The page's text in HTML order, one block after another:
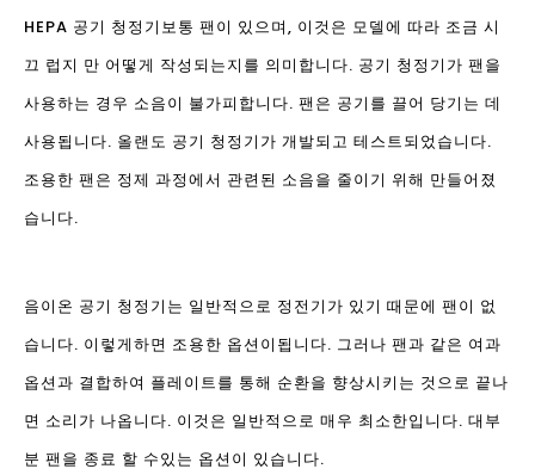
HEPA 공기 청정기 보통 팬이 있으며, 이것은 모델에 따라 조금 시
끄 럽지 만 어떻게 작성되는지를 의미합니다. 공기 청정기가 팬을
사용하는 경우 소음이 불가피합니다. 팬은 공기를 끌어 당기는 데
사용됩니다. 올랜도 공기 청정기가 개발되고 테스트되었습니다.
조용한 팬은 정제 과정에서 관련된 소음을 줄이기 위해 만들어졌
습니다.
음이온 공기 청정기는 일반적으로 정전기가 있기 때문에 팬이 없
습니다. 이렇게하면 조용한 옵션이됩니다. 그러나 팬과 같은 여과
옵션과 결합하여 플레이트를 통해 순환을 향상시키는 것으로 끝나
면 소리가 나옵니다. 이것은 일반적으로 매우 최소한입니다. 대부
분 팬을 종료 할 수있는 옵션이 있습니다.